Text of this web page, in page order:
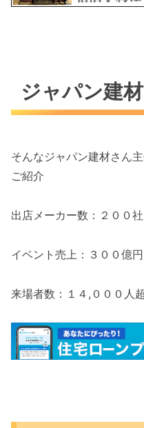
ジャパン建
そんなジャパン建材さん
ご紹介
出店メーカー数：２００
イベント売上：３００億
来場者数：１４,０００人超